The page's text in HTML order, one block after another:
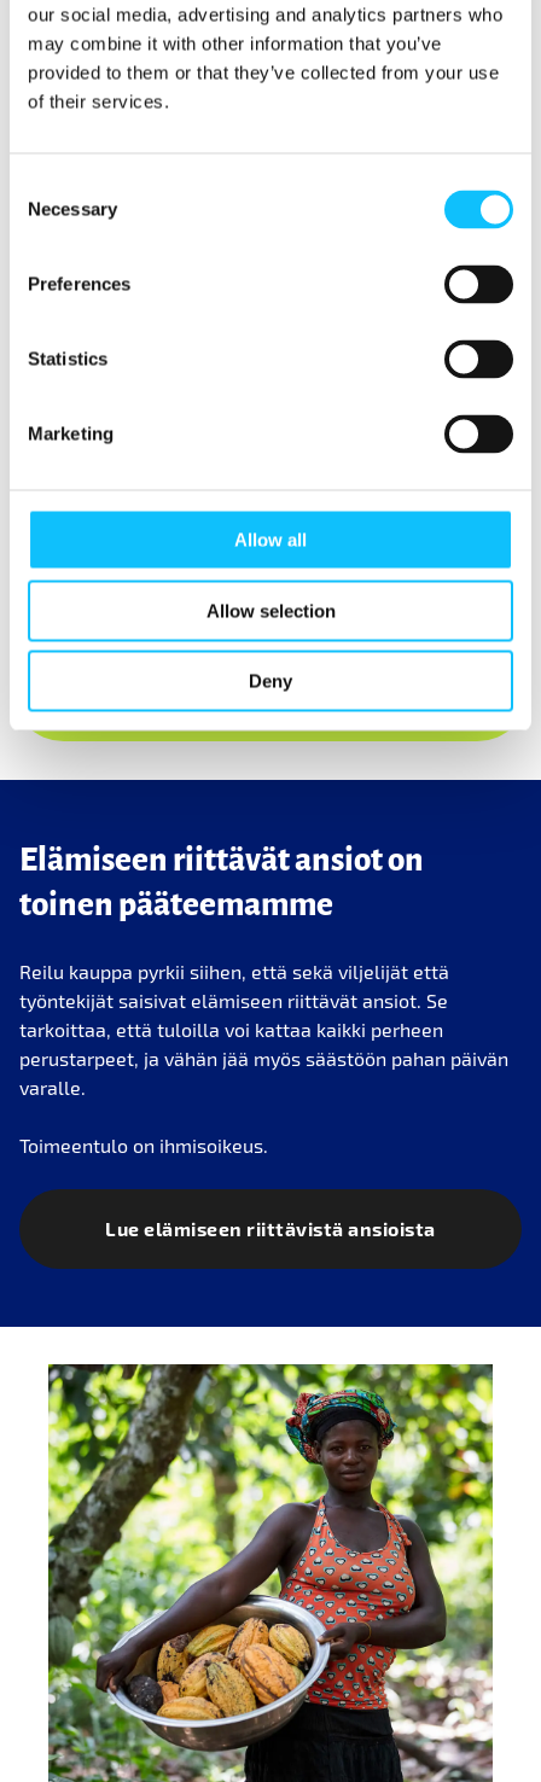
our social media, advertising and analytics partners who
may combine it with other information that you’ve
provided to them or that they’ve collected from your use
of their services.
Selection
Necessary
Preferences
Statistics
Marketing
Allow all
Allow selection
Deny
Vinoutunutta vallan ja tulojen keskittymistä korjataan
myös kampanjoilla ja vaikuttamalla päätöksentekoon.
Ruoan vähittäiskauppakin on useissa maissa hyvin
vaikuttavat siis miljoonien tuottajien toimeentuloon ja
oikeuksiin. Yritysten toimintatapoihin vaikuttavat niiden
vaikuttamisen paikkoja, että kaupan säännöt ja
kansalaisjärjestö.
Lue lisää Reilu kauppa ry:n
Elämiseen riittävät ansiot on
toinen pääteemamme
Reilu kauppa pyrkii siihen, että sekä viljelijät että
työntekijät saisivat elämiseen riittävät ansiot. Se
tarkoittaa, että tuloilla voi kattaa kaikki perheen
perustarpeet, ja vähän jää myös säästöön pahan päivän
varalle.
Toimeentulo on ihmisoikeus.
Lue elämiseen riittävistä ansioista